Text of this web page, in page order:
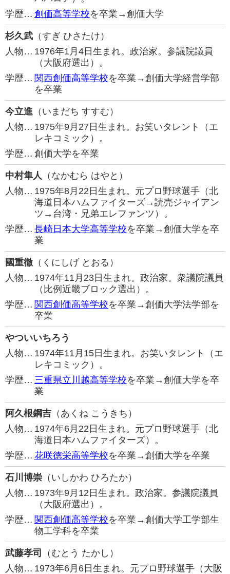
学歴… 創価高等学校を卒業→創価大学
杉久武 （すぎ ひさたけ）
人物… 1976年1月4日生まれ。政治家。参議院議員
（大阪府選出）。
学歴… 関西創価高等学校を卒業→創価大学経営学部
を卒業
今立進 （いまだち すすむ）
人物… 1975年9月27日生まれ。お笑いタレント（エ
レキコミック）。
学歴… 創価大学を卒業
中村隼人 （なかむら はやと）
人物… 1975年8月22日生まれ。元プロ野球選手（北
海道日本ハムファイターズ→読売ジャイアン
ツ→台湾・兄弟エレファンツ）。
学歴… 長崎日本大学高等学校を卒業→創価大学を卒
業
國重徹 （くにしげ とおる）
人物… 1974年11月23日生まれ。政治家。衆議院議員
（比例近畿ブロック選出）。
学歴… 関西創価高等学校を卒業→創価大学法学部を
卒業
やついいちろう
人物… 1974年11月15日生まれ。お笑いタレント（エ
レキコミック）。
学歴… 三重県立川越高等学校を卒業→創価大学を卒
業
阿久根鋼吉 （あくね こうきち）
人物… 1974年6月22日生まれ。元プロ野球選手（北
海道日本ハムファイターズ）。
学歴… 花咲徳栄高等学校を卒業→創価大学を卒業
石川博崇 （いしかわ ひろたか）
人物… 1973年9月12日生まれ。政治家。参議院議員
（大阪府選出）。
学歴… 関西創価高等学校を卒業→創価大学工学部生
物工学科を卒業
武藤孝司
（むとう たかし）
人物… 1973年6月6日生まれ。元プロ野球選手（大阪